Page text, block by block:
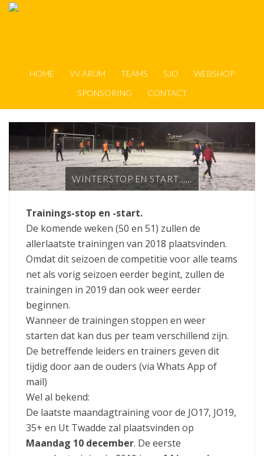
HOME VV ARUM TEAMS SJO
WEBSHOP
SPONSORING
CONTACT
WINTERSTOP EN START……
Trainings-stop en -start.
De komende weken (50 en 51) zullen de
allerlaatste trainingen van 2018 plaatsvinden.
Omdat dit seizoen de competitie voor alle teams
net als vorig seizoen eerder begint, zullen de
trainingen in 2019 dan ook weer eerder
beginnen.
Wanneer de trainingen stoppen en weer
starten dat kan dus per team verschillend zijn.
De betreffende leiders en trainers geven dit
tijdig door aan de ouders (via Whats App of
mail)
Wel al bekend:
De laatste maandagtraining voor de JO17, JO19,
35+ en Ut Twadde zal plaatsvinden op
Maandag 10 december. De eerste